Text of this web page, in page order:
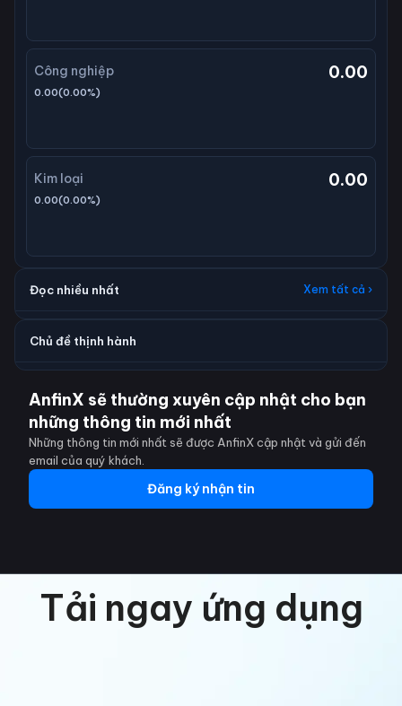
Công nghiệp 0.00
0.00(0.00%)
Kim loại 0.00
0.00(0.00%)
Đọc nhiều nhất Xem tất cả ›
Chủ đề thịnh hành
AnfinX sẽ thường xuyên cập nhật cho bạn
những thông tin mới nhất
Những thông tin mới nhất sẽ được AnfinX cập nhật và gửi đến
email của quý khách.
Đăng ký nhận tin
Tải ngay ứng dụng